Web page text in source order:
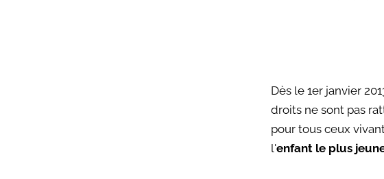
Dès le 1er janvier
droits ne sont pas
pour tous ceux
l'enfant le plus